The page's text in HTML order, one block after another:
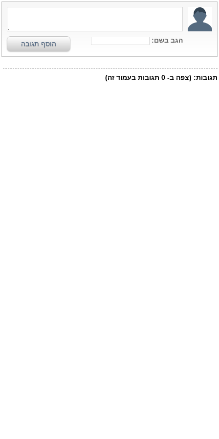
הגב בשם: הוסף תגובה
תגובות: (צפה ב- 0 תגובות בעמוד זה)